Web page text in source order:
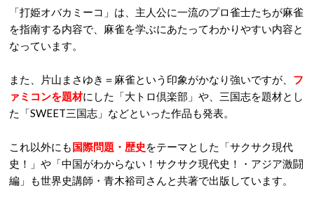
「打姫オバカミーコ」は、主人公に一流のプロ雀士たちが麻雀
を指南する内容で、麻雀を学ぶにあたってわかりやすい内容と
なっています。
また、片山まさゆき＝麻雀という印象がかなり強いですが、 フ
ァミコンを題材にした「大トロ倶楽部」や、三国志を題材とし
た「SWEET三国志」などといった作品も発表。
これ以外にも国際問題・歴史をテーマとした「サクサク現代
史！」や「中国がわからない！サクサク現代史！・アジア激闘
編」も世界史講師・青木裕司さんと共著で出版しています。